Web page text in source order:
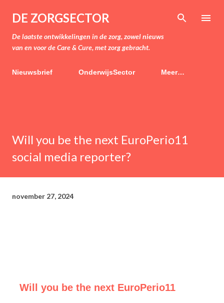
Doorgaan naar hoofdcontent
DE ZORGSECTOR
De laatste ontwikkelingen in de zorg, zowel nieuws
van en voor de Care & Cure, met zorg gebracht.
Nieuwsbrief OnderwijsSector Meer…
Will you be the next EuroPerio11
social media reporter?
november 27, 2024
Will you be the next EuroPerio11